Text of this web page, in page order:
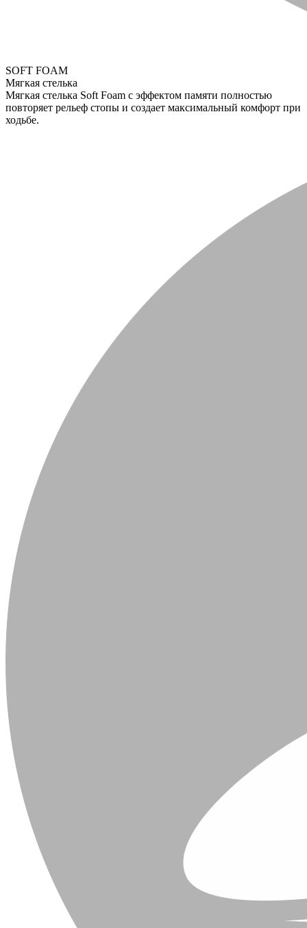
SOFT FOAM
Мягкая стелька
Мягкая стелька Soft Foam с эффектом памяти полностью
повторяет рельеф стопы и создает максимальный комфорт при
ходьбе.